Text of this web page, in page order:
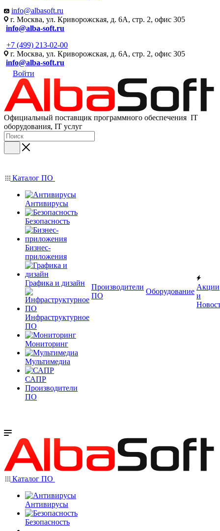
info@albasoft.ru
г. Москва, ул. Криворожская, д. 6А, стр. 2, офис 305
info@alba-soft.ru
+7 (499) 213-02-00
г. Москва, ул. Криворожская, д. 6А, стр. 2, офис 305
info@alba-soft.ru
Войти
Официальный поставщик программного обеспечения IT
оборудования, IT услуг
Каталог ПО
Антивирусы
Безопасность
Бизнес-
приложения
Графика и дизайн
Инфраструктурное
ПО
Мониторинг
Мультимедиа
САПР
Производители
ПО
Производители
ПО
Оборудование
Акции
и
Каталог ПО
Антивирусы
Безопасность